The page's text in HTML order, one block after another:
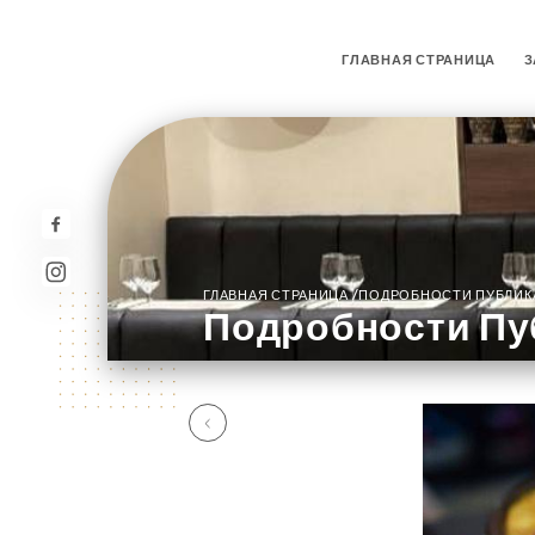
ГЛАВНАЯ СТРАНИЦА
ГЛАВНАЯ СТРАНИЦА/ПОДРОБНОСТИ
Подробности